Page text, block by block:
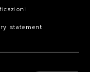
statement